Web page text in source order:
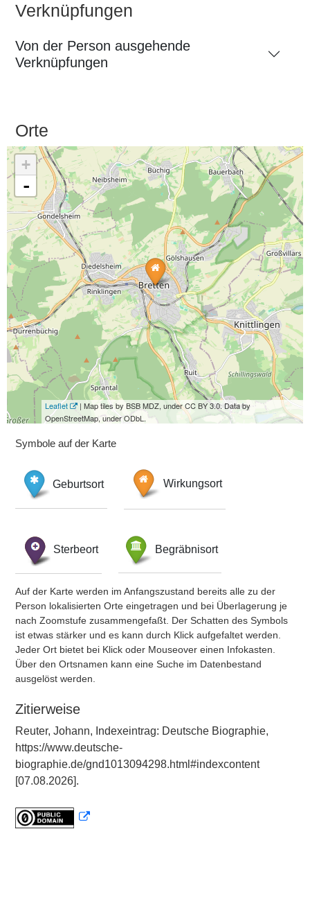
Verknüpfungen
Von der Person ausgehende
Verknüpfungen
Orte
+
-
Leaflet
| Map tiles by BSB MDZ, under CC BY 3.0. Data by
OpenStreetMap, under ODbL.
Symbole auf der Karte
Geburtsort Wirkungsort
Sterbeort Begräbnisort
Auf der Karte werden im Anfangszustand bereits alle zu der
Person lokalisierten Orte eingetragen und bei Überlagerung je
nach Zoomstufe zusammengefaßt. Der Schatten des Symbols
ist etwas stärker und es kann durch Klick aufgefaltet werden.
Jeder Ort bietet bei Klick oder Mouseover einen Infokasten.
Über den Ortsnamen kann eine Suche im Datenbestand
ausgelöst werden.
Zitierweise
Reuter, Johann, Indexeintrag: Deutsche Biographie,
https://www.deutsche-
biographie.de/gnd1013094298.html#indexcontent
[07.08.2026].